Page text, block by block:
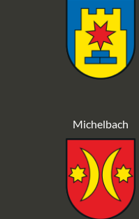
Michelbach